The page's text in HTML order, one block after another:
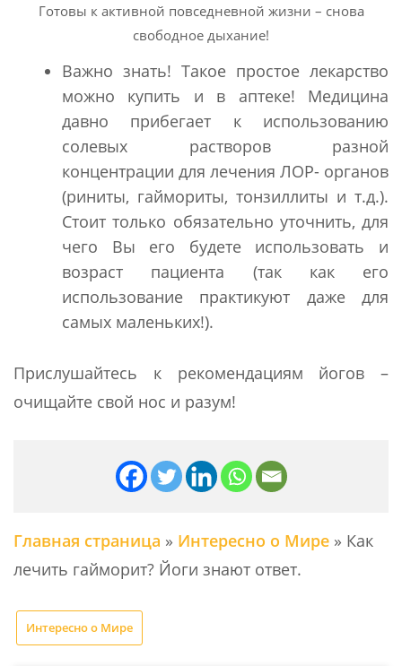
Готовы к активной повседневной жизни – снова
свободное дыхание!
Важно знать! Такое простое лекарство
можно купить и в аптеке! Медицина
давно прибегает к использованию
солевых растворов разной
концентрации для лечения ЛОР- органов
(риниты, гаймориты, тонзиллиты и т.д.).
Стоит только обязательно уточнить, для
чего Вы его будете использовать и
возраст пациента (так как его
использование практикуют даже для
самых маленьких!).
Прислушайтесь к рекомендациям йогов –
очищайте свой нос и разум!
Главная страница » Интересно о Мире » Как
лечить гайморит? Йоги знают ответ.
Интересно о Мире